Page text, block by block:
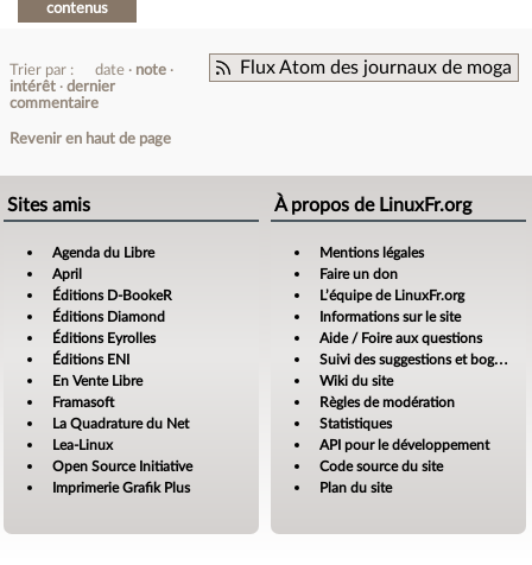
contenus
Flux Atom des journaux de moga
Trier par : date
note
intérêt
dernier
commentaire
Revenir en haut de page
Sites amis
Agenda du Libre
April
Éditions D-BookeR
Éditions Diamond
Éditions Eyrolles
Éditions ENI
En Vente Libre
Framasoft
La Quadrature du Net
Lea-Linux
Open Source Initiative
Imprimerie Grafik Plus
À propos de LinuxFr.org
Mentions légales
Faire un don
L’équipe de LinuxFr.org
Informations sur le site
Aide / Foire aux questions
Suivi des suggestions et bogues
Wiki du site
Règles de modération
Statistiques
API pour le développement
Code source du site
Plan du site